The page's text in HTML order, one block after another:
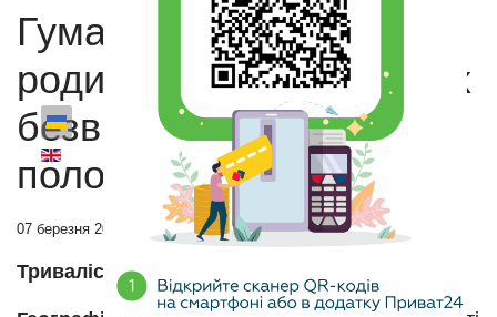
Гуманітарна підтримка
родин загиблих, зниклих
безвісті та тих, хто в
полоні
07 березня 2025
Тривалість проєкту: